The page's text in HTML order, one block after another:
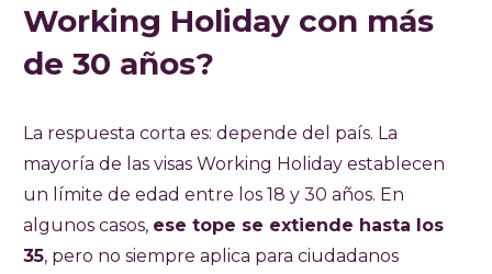
Working Holiday con más
de 30 años?
La respuesta corta es: depende del país. La
mayoría de las visas Working Holiday establecen
un límite de edad entre los 18 y 30 años. En
algunos casos, ese tope se extiende hasta los
35, pero no siempre aplica para ciudadanos